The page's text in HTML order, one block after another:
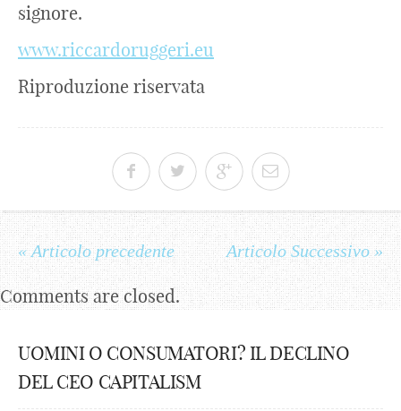
signore.
www.riccardoruggeri.eu
Riproduzione riservata
« Articolo precedente Articolo Successivo »
Comments are closed.
UOMINI O CONSUMATORI? IL DECLINO
DEL CEO CAPITALISM